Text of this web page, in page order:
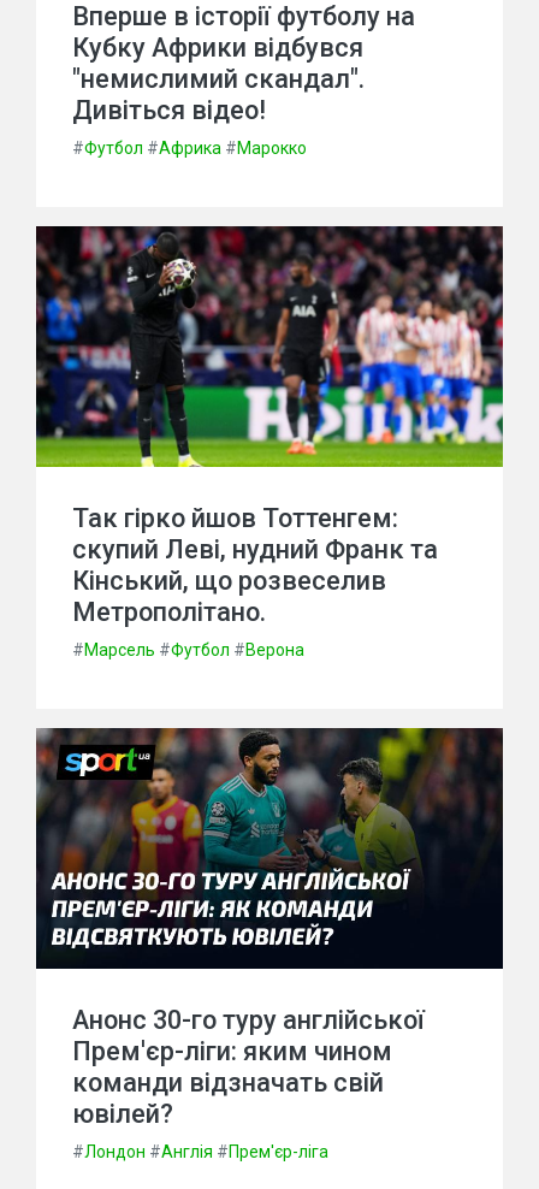
Вперше в історії футболу на
Кубку Африки відбувся
"немислимий скандал".
Дивіться відео!
#Футбол #Африка #Марокко
Так гірко йшов Тоттенгем:
скупий Леві, нудний Франк та
Кінський, що розвеселив
Метрополітано.
#Марсель #Футбол #Верона
Анонс 30-го туру англійської
Прем'єр-ліги: яким чином
команди відзначать свій
ювілей?
#Лондон #Англія #Прем'єр-ліга